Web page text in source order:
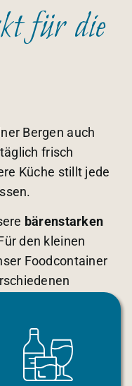
für die
Bergen auch
frisch
Küche stillt jede
bärenstarken
den kleinen
Foodcontainer
bereit.